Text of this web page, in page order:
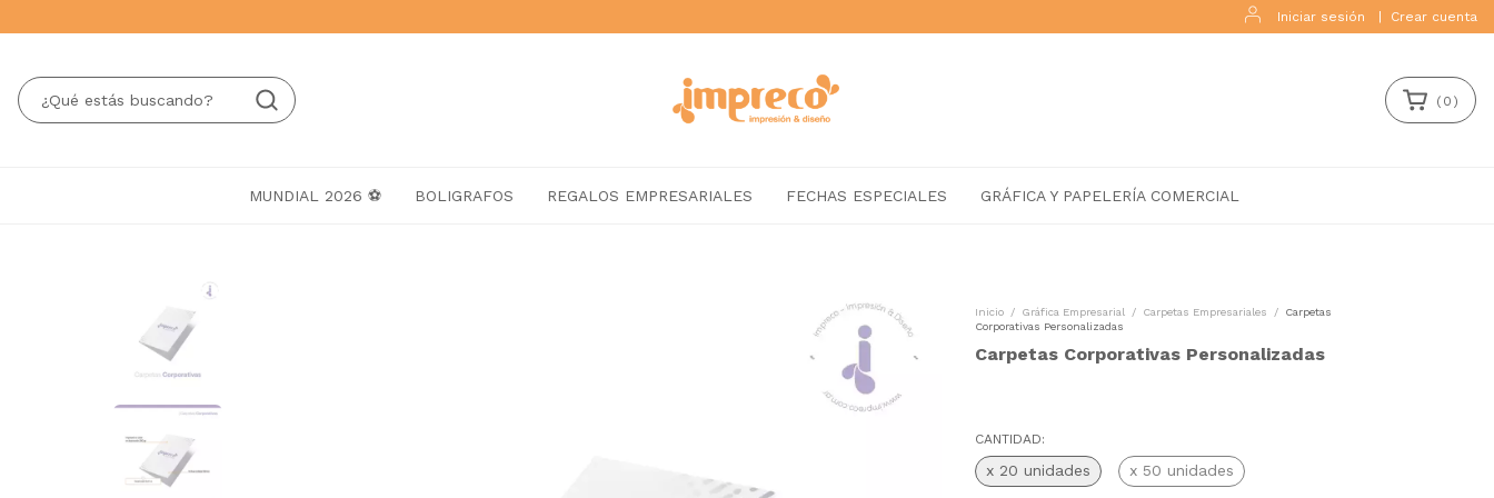
Iniciar sesión Crear cuenta
( 0 )
MUNDIAL 2026 ⚽ BOLIGRAFOS REGALOS EMPRESARIALES FECHAS ESPECIALES GRÁFICA Y PAPELERÍA COMERCIAL
Inicio / Gráfica Empresarial / Carpetas Empresariales /
Carpetas
Corporativas Personalizadas
Carpetas Corporativas Personalizadas
CANTIDAD:
x 20 unidades x 50 unidades